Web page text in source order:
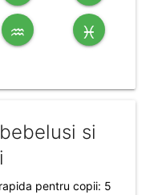
♒ ♓
si
pentru copii: 5